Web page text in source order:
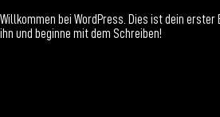
Willkommen bei WordPress. Dies ist dein
ihn und beginne mit dem Schreiben!